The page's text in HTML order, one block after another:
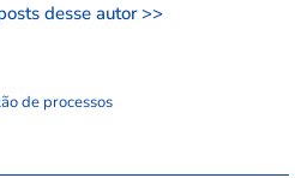
desse autor >>
de processos